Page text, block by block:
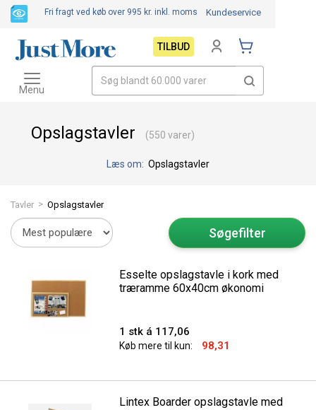
Opslagstavler (550 varer)
Læs om: Opslagstavler
Tavler > Opslagstavler
Søgefilter
Esselte opslagstavle i kork med
træramme 60x40cm økonomi
1 stk á 117,06
Køb mere til kun: 98,31
Lintex Boarder opslagstavle med
Fri fragt ved køb over 995 kr. inkl. moms Kundeservice
TILBUD
Toggle
navigation
Menu